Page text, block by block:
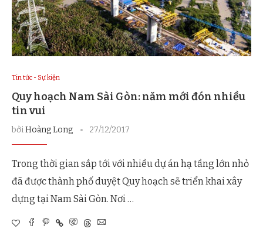
Tin tức - Sự kiện
Quy hoạch Nam Sài Gòn: năm mới đón nhiều
tin vui
bởiHoàng Long 27/12/2017
Trong thời gian sắp tới với nhiều dự án hạ tầng lớn nhỏ
đã được thành phố duyệt Quy hoạch sẽ triển khai xây
dựng tại Nam Sài Gòn. Nơi …